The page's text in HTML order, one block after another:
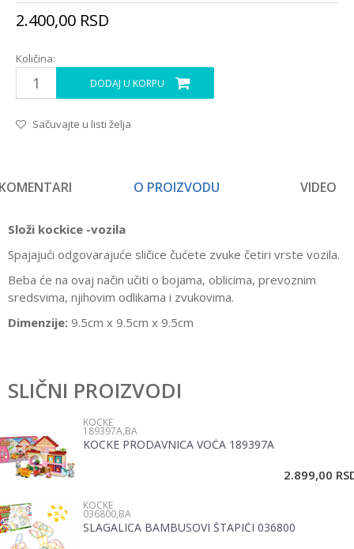
2.400,00 RSD
Količina:
DODAJ U KORPU
Sačuvajte u listi želja
O PROIZVODU VIDEO
Složi kockice -vozila
Spajajući odgovarajuće sličice čućete zvuke četiri vrste vozila.
Beba će na ovaj način učiti o bojama, oblicima, prevoznim
sredsvima, njihovim odlikama i zvukovima.
Dimenzije: 9.5cm x 9.5cm x 9.5cm
Ime/Nadimak
Email
Poruka
SLIČNI PROIZVODI
KOCKE
189397A,BA
KOCKE PRODAVNICA VOĆA 189397A
2.899,00
KOCKE
036800,BA
SLAGALICA BAMBUSOVI ŠTAPIĆI 036800